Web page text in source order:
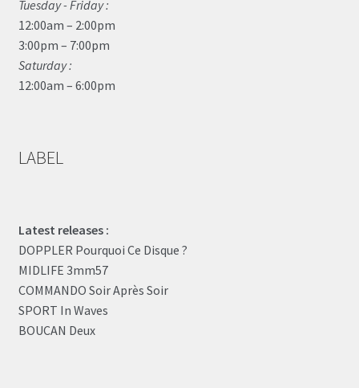
Tuesday - Friday :
12:00am – 2:00pm
3:00pm – 7:00pm
Saturday :
12:00am – 6:00pm
LABEL
Latest releases :
DOPPLER Pourquoi Ce Disque ?
MIDLIFE 3mm57
COMMANDO Soir Après Soir
SPORT In Waves
BOUCAN Deux